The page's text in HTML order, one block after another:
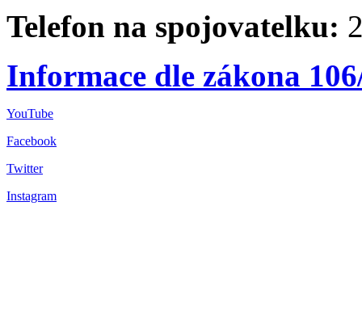
Telefon na spojovatelku:
Informace dle zákona
YouTube
Facebook
Twitter
Instagram